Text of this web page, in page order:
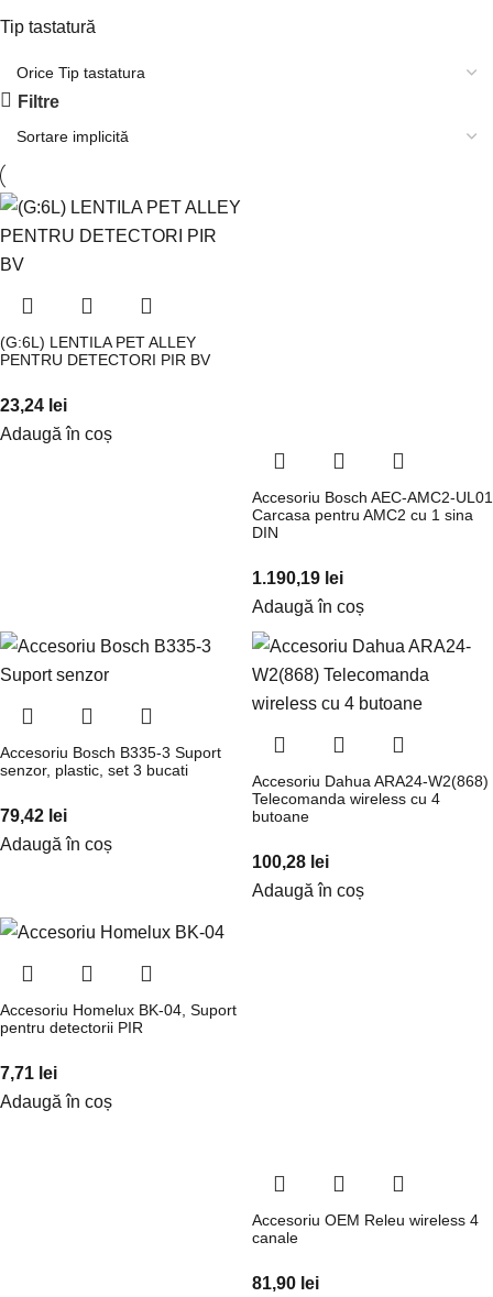
Tip tastatură
Filtre
(G:6L) LENTILA PET ALLEY
PENTRU DETECTORI PIR BV
23,24 lei
Adaugă în coș
Accesoriu Bosch AEC-AMC2-UL01
Carcasa pentru AMC2 cu 1 sina
DIN
1.190,19 lei
Adaugă în coș
Accesoriu Bosch B335-3 Suport
senzor, plastic, set 3 bucati
79,42 lei
Adaugă în coș
Accesoriu Dahua ARA24-W2(868)
Telecomanda wireless cu 4
butoane
100,28 lei
Adaugă în coș
Accesoriu Homelux BK-04, Suport
pentru detectorii PIR
7,71 lei
Adaugă în coș
Accesoriu OEM Releu wireless 4
canale
81,90 lei